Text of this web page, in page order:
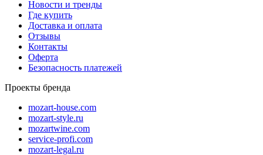
Новости и тренды
Где купить
Доставка и оплата
Отзывы
Контакты
Оферта
Безопасность платежей
Проекты бренда
mozart-house.com
mozart-style.ru
mozartwine.com
service-profi.com
mozart-legal.ru